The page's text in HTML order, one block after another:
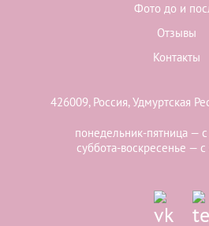
Фото до и
Отзывы
Контакты
426009, Россия, Удмуртская
понедельник-пятница —
суббота-воскресенье —